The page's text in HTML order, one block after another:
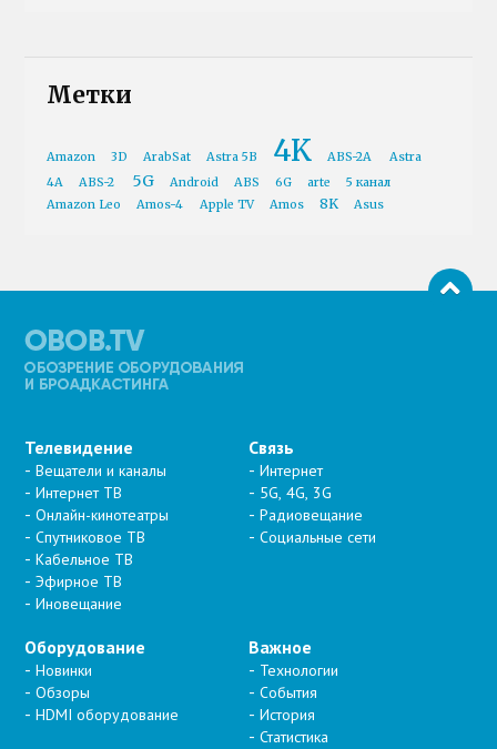
Метки
Amazon 3D ArabSat Astra 5B 4K ABS-2A
Astra
4A
ABS-2 5G Android ABS 6G arte
5 канал
Amazon Leo
Amos-4 Apple TV Amos 8K Asus
Телевидение
Вещатели и каналы
Интернет ТВ
Онлайн-кинотеатры
Спутниковое ТВ
Кабельное ТВ
Эфирное ТВ
Иновещание
Связь
Интернет
5G, 4G, 3G
Радиовещание
Социальные сети
Оборудование
Новинки
Обзоры
HDMI оборудование
Важное
Технологии
События
История
Статистика